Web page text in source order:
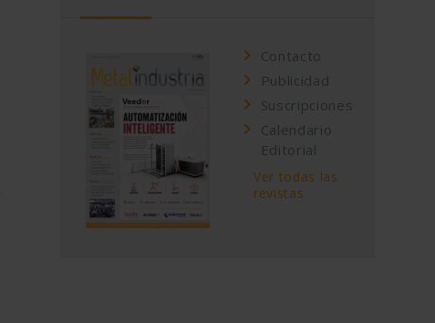
Contacto
Publicidad
Suscripciones
Calendario
Editorial
Ver todas las
revistas